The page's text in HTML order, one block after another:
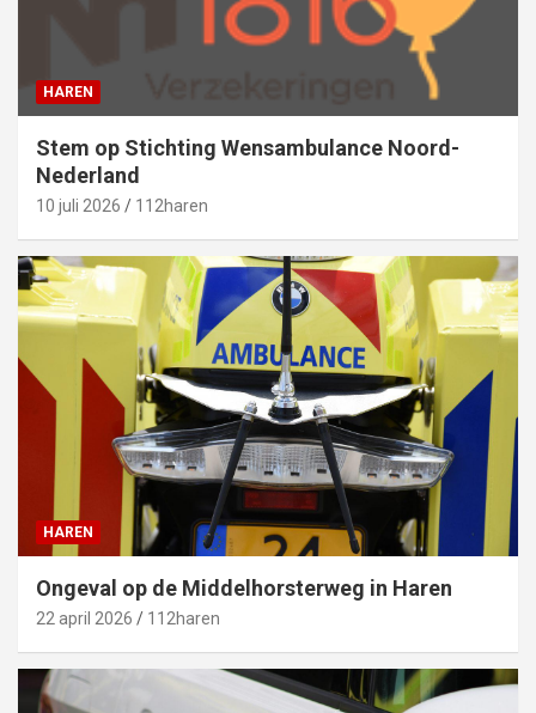
HAREN
Stem op Stichting Wensambulance Noord-
Nederland
10 juli 2026 112haren
HAREN
Ongeval op de Middelhorsterweg in Haren
22 april 2026 112haren